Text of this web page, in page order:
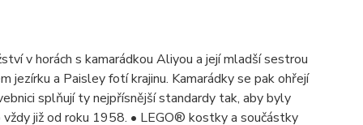
v horách s kamarádkou Aliyou a její mladší sestrou
jezírku a Paisley fotí krajinu. Kamarádky se pak ohřejí
splňují ty nejpřísnější standardy tak, aby byly
již od roku 1958. • LEGO® kostky a součástky